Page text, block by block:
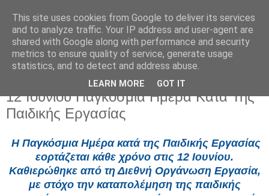
Παρασκευή 12 Ιουνίου 2026
12 Ιουνίου Παγκόσμια Ημέρα Κατά Της
Παιδικής Εργασίας
Η Παγκόσμια Ημέρα κατά της Παιδικής Εργασίας
εορτάζεται κάθε χρόνο στις 12 Ιουνίου.
Καθιερώθηκε από τη Διεθνή Οργάνωση Εργασία,
με στόχο την καταπολέμηση της παιδικής
This site uses cookies from Google to deliver its services
and to analyze traffic. Your IP address and user-agent are
shared with Google along with performance and security
metrics to ensure quality of service, generate usage
statistics, and to detect and address abuse.
LEARN MORE GOT IT